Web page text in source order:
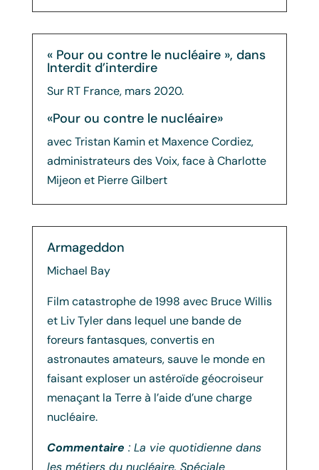
« Pour ou contre le nucléaire », dans
Interdit d’interdire
Sur RT France, mars 2020.
«Pour ou contre le nucléaire»
avec Tristan Kamin et Maxence Cordiez,
administrateurs des Voix, face à Charlotte
Mijeon et Pierre Gilbert
Armageddon
Michael Bay
Film catastrophe de 1998 avec Bruce Willis
et Liv Tyler dans lequel une bande de
foreurs fantasques, convertis en
astronautes amateurs, sauve le monde en
faisant exploser un astéroïde géocroiseur
menaçant la Terre à l’aide d’une charge
nucléaire.
Commentaire : La vie quotidienne dans
les métiers du nucléaire. Spéciale